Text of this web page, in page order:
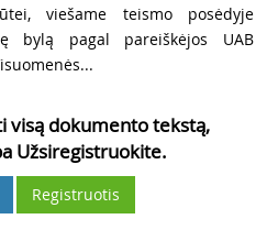
viešame teismo posėdyje
bylą pagal pareiškėjos UAB
visą dokumento tekstą,
Užsiregistruokite.
Registruotis